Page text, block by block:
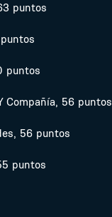
puntos
puntos
Compañía, 56 puntos
56 puntos
puntos